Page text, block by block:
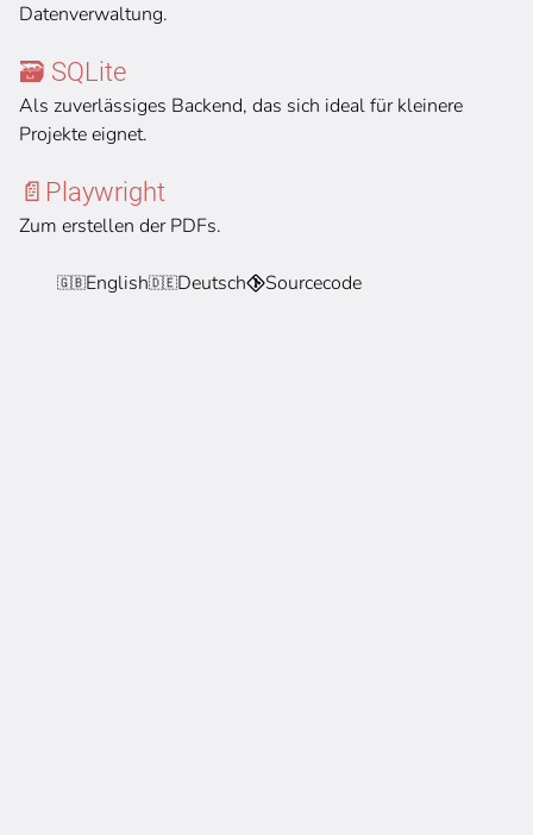
Datenverwaltung.
🗃️ SQLite
Als zuverlässiges Backend, das sich ideal für kleinere
Projekte eignet.
📄Playwright
Zum erstellen der PDFs.
🇬🇧English🇩🇪Deutsch Sourcecode